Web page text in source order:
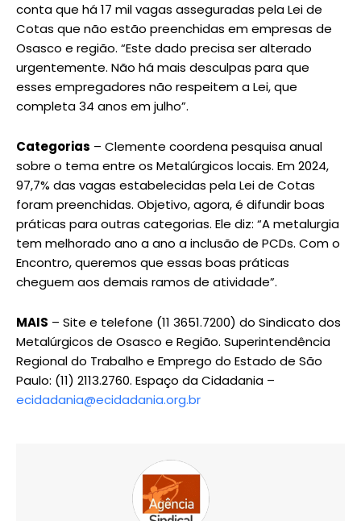
conta que há 17 mil vagas asseguradas pela Lei de
Cotas que não estão preenchidas em empresas de
Osasco e região. “Este dado precisa ser alterado
urgentemente. Não há mais desculpas para que
esses empregadores não respeitem a Lei, que
completa 34 anos em julho”.
Categorias – Clemente coordena pesquisa anual
sobre o tema entre os Metalúrgicos locais. Em 2024,
97,7% das vagas estabelecidas pela Lei de Cotas
foram preenchidas. Objetivo, agora, é difundir boas
práticas para outras categorias. Ele diz: “A metalurgia
tem melhorado ano a ano a inclusão de PCDs. Com o
Encontro, queremos que essas boas práticas
cheguem aos demais ramos de atividade”.
MAIS – Site e telefone (11 3651.7200) do Sindicato dos
Metalúrgicos de Osasco e Região. Superintendência
Regional do Trabalho e Emprego do Estado de São
Paulo: (11) 2113.2760. Espaço da Cidadania –
ecidadania@ecidadania.org.br